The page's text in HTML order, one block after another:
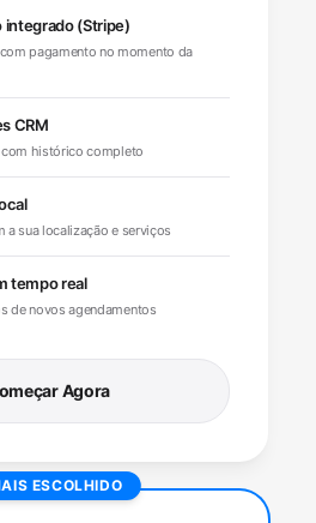
integrado (Stripe)
pagamento no momento da
CRM
histórico completo
a sua localização e serviços
tempo real
de novos agendamentos
Agora
ESCOLHIDO